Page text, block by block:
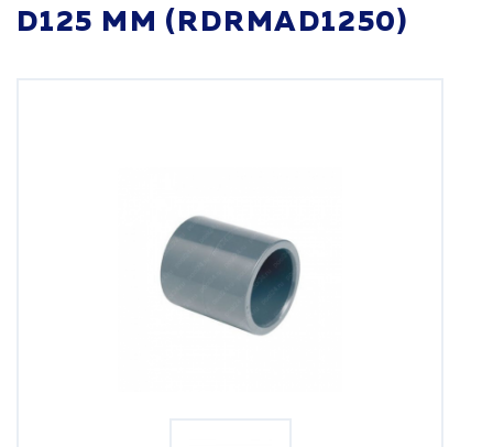
D125 ММ (RDRMAD1250)